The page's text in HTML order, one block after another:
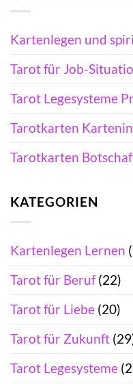
Kartenlegen und
Tarot für Job-
Tarot Legesysteme
Tarotkarten
Tarotkarten
KATEGORIEN
Kartenlegen Lernen
Tarot für Beruf(22)
Tarot für Liebe (20)
Tarot für Zukunft
Tarot Legesysteme